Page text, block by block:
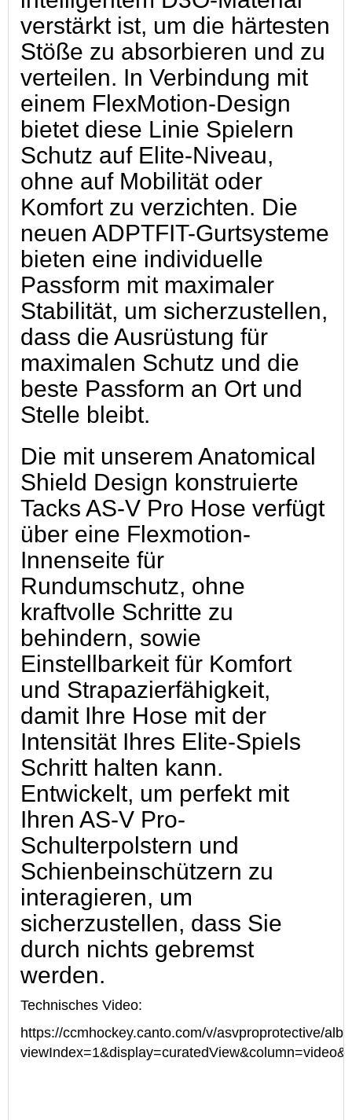
verstärkt ist, um die härtesten
Stöße zu absorbieren und zu
verteilen. In Verbindung mit
einem FlexMotion-Design
bietet diese Linie Spielern
Schutz auf Elite-Niveau,
ohne auf Mobilität oder
Komfort zu verzichten. Die
neuen ADPTFIT-Gurtsysteme
bieten eine individuelle
Passform mit maximaler
Stabilität, um sicherzustellen,
dass die Ausrüstung für
maximalen Schutz und die
beste Passform an Ort und
Stelle bleibt.
Die mit unserem Anatomical
Shield Design konstruierte
Tacks AS-V Pro Hose verfügt
über eine Flexmotion-
Innenseite für
Rundumschutz, ohne
kraftvolle Schritte zu
behindern, sowie
Einstellbarkeit für Komfort
und Strapazierfähigkeit,
damit Ihre Hose mit der
Intensität Ihres Elite-Spiels
Schritt halten kann.
Entwickelt, um perfekt mit
Ihren AS-V Pro-
Schulterpolstern und
Schienbeinschützern zu
interagieren, um
sicherzustellen, dass Sie
durch nichts gebremst
werden.
Technisches Video:
https://ccmhockey.canto.com/v/asvproprotective/